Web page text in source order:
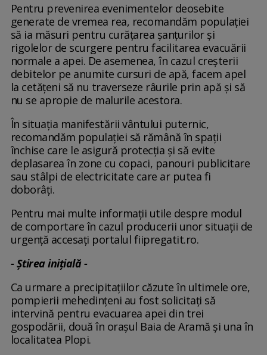
Pentru prevenirea evenimentelor deosebite
generate de vremea rea, recomandăm populaţiei
să ia măsuri pentru curățarea șanțurilor și
rigolelor de scurgere pentru facilitarea evacuării
normale a apei. De asemenea, în cazul creșterii
debitelor pe anumite cursuri de apă, facem apel
la cetățeni să nu traverseze râurile prin apă și să
nu se apropie de malurile acestora.
În situația manifestării vântului puternic,
recomandăm populației să rămână în spații
închise care le asigură protecția și să evite
deplasarea în zone cu copaci, panouri publicitare
sau stâlpi de electricitate care ar putea fi
doborâți.
Pentru mai multe informații utile despre modul
de comportare în cazul producerii unor situații de
urgență accesați portalul fiipregatit.ro.
- Știrea inițială -
Ca urmare a precipitațiilor căzute în ultimele ore,
pompierii mehedințeni au fost solicitați să
intervină pentru evacuarea apei din trei
gospodării, două în orașul Baia de Aramă și una în
localitatea Plopi.